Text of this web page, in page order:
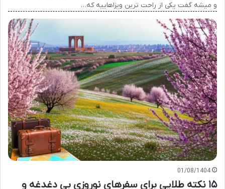
و میشه گفت یکی از راحت ترین ویزاهاییه که…
01/08/1404
۱۵ نکته طلایی برای سفرهای نوروزی بی دغدغه و